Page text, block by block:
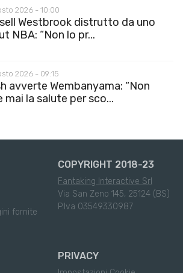
2026 - 10:00
Westbrook distrutto da uno
NBA: “Non lo pr...
2026 - 09:15
avverte Wembanyama: “Non
mai la salute per sco...
fornite
COPYRIGHT 2018-23
Fantaking Interactive Srl
Via San Zeno 145, 25124 (BS)
P.Iva 03549330987
PRIVACY